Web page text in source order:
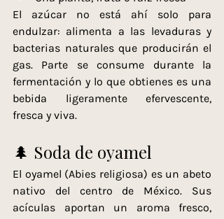
El azúcar no está ahí solo para
endulzar: alimenta a las levaduras y
bacterias naturales que producirán el
gas. Parte se consume durante la
fermentación y lo que obtienes es una
bebida ligeramente efervescente,
fresca y viva.
🌲 Soda de oyamel
El oyamel (Abies religiosa) es un abeto
nativo del centro de México. Sus
acículas aportan un aroma fresco,